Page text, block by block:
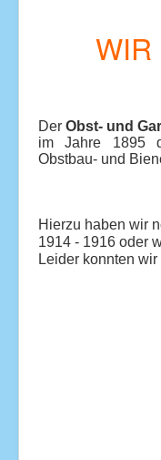
WIR
DerObst- und
im Jahre 1895
Obstbau- und
Hierzu haben wir
1914 - 1916 oder
Leider konnten wir